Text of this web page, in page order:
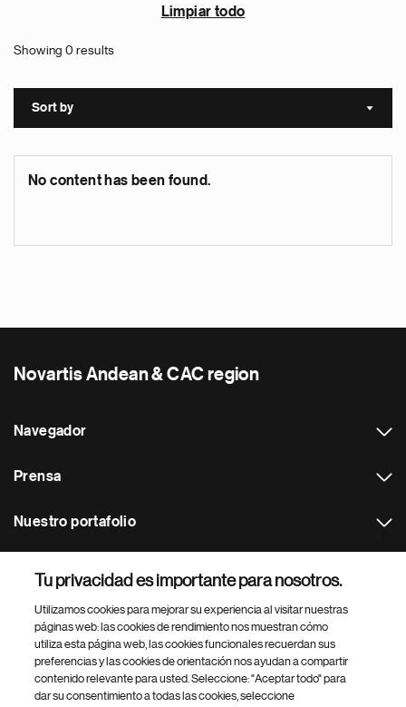
Limpiar todo
Showing 0 results
Sort by Sort
No content has been found.
Novartis Andean & CAC region
Navegador
Prensa
Nuestro portafolio
Footer Site Search
Tu privacidad es importante para nosotros.
Utilizamos cookies para mejorar su experiencia al visitar nuestras
páginas web: las cookies de rendimiento nos muestran cómo
utiliza esta página web, las cookies funcionales recuerdan sus
preferencias y las cookies de orientación nos ayudan a compartir
contenido relevante para usted. Seleccione: "Aceptar todo" para
dar su consentimiento a todas las cookies, seleccione